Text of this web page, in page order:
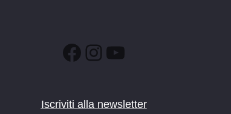
Facebook
Instagram
YouTube
Iscriviti alla newsletter